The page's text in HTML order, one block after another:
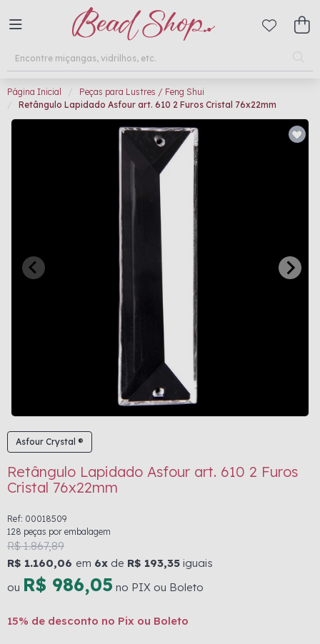
Página Inicial
Peças para Lustres / Feng Shui
Retângulo Lapidado Asfour art. 610 2 Furos Cristal 76x22mm
Asfour Crystal ®
Retângulo Lapidado Asfour art. 610 2 Furos
Cristal 76x22mm
Ref: 00018509
128 peças por embalagem
R$ 1.867,89
R$ 1.160,06 em 6x de R$ 193,35 iguais
ou R$ 986,05 no PIX ou Boleto
15% de desconto no Pix ou Boleto